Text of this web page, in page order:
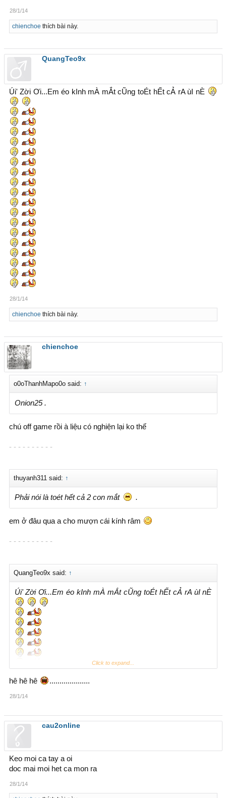
28/1/14
chienchoe thích bài này.
QuangTeo9x
Úi' Zời Ơi...Em éo kInh mÀ mẮt cŨng toÉt hẾt cẢ rA ùI nÈ
28/1/14
chienchoe thích bài này.
chienchoe
o0oThanhMapo0o said: ↑
Onion25 .
chú off game rồi à liệu có nghiện lại ko thế
- - - - - - - - - -
thuyanh311 said: ↑
Phải nói là toét hết cả 2 con mắt .
em ở đâu qua a cho mượn cái kính râm
- - - - - - - - - -
QuangTeo9x said: ↑
Úi' Zời Ơi...Em éo kInh mÀ mẮt cŨng toÉt hẾt cẢ rA ùI nÈ
Click to expand...
hê hê hê ....................
28/1/14
cau2online
Keo moi ca tay a oi
doc mai moi het ca mon ra
28/1/14